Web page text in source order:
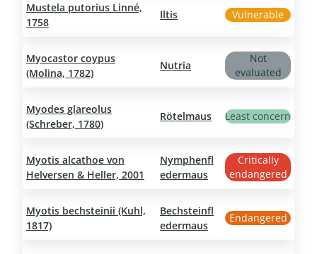
Mustela putorius Linné,
1758
Iltis Vulnerable
Myocastor coypus
(Molina, 1782)
Nutria
Not
evaluated
Myodes glareolus
(Schreber, 1780)
Rötelmaus Least concern
Myotis alcathoe von
Helversen & Heller, 2001
Nymphenfl
edermaus
Critically
endangered
Myotis bechsteinii (Kuhl,
1817)
Bechsteinfl
edermaus
Endangered